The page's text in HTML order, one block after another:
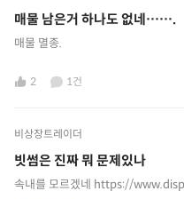
매물 남은거 하나도 없네…….
매물 멸종.
2 1건
비상장트레이더
빗썸은 진짜 뭐 문제있나
속내를 모르겠네